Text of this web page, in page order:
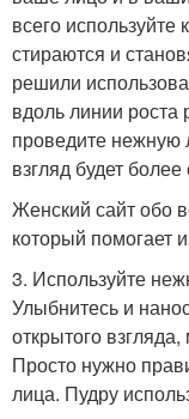
всего
стираются и
решили
вдоль линии роста
проведите
взгляд будет
Женский сайт обо
который помогает
3. Используйте
Улыбнитесь и
открытого
Просто нужно
лица. Пудру